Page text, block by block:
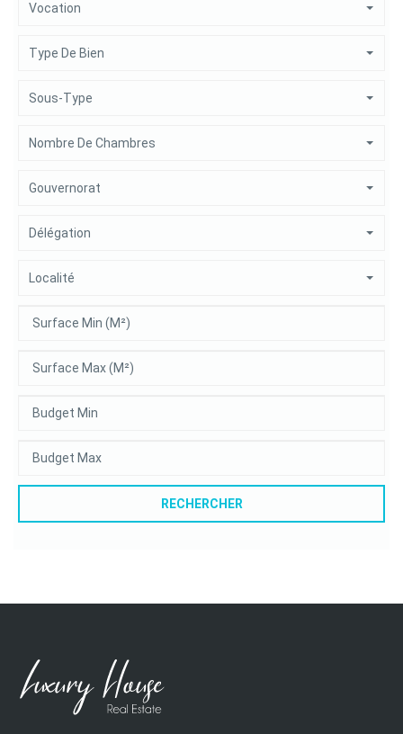
Vocation
Type De Bien
Sous-Type
Nombre De Chambres
Gouvernorat
Délégation
Localité
RECHERCHER